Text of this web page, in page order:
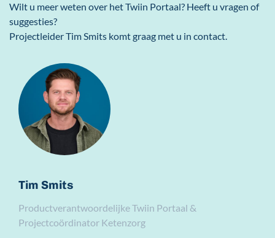
Wilt u meer weten over het Twiin Portaal? Heeft u vragen of
suggesties?
Projectleider Tim Smits komt graag met u in contact.
Tim Smits
Productverantwoordelijke Twiin Portaal &
Projectcoördinator Ketenzorg